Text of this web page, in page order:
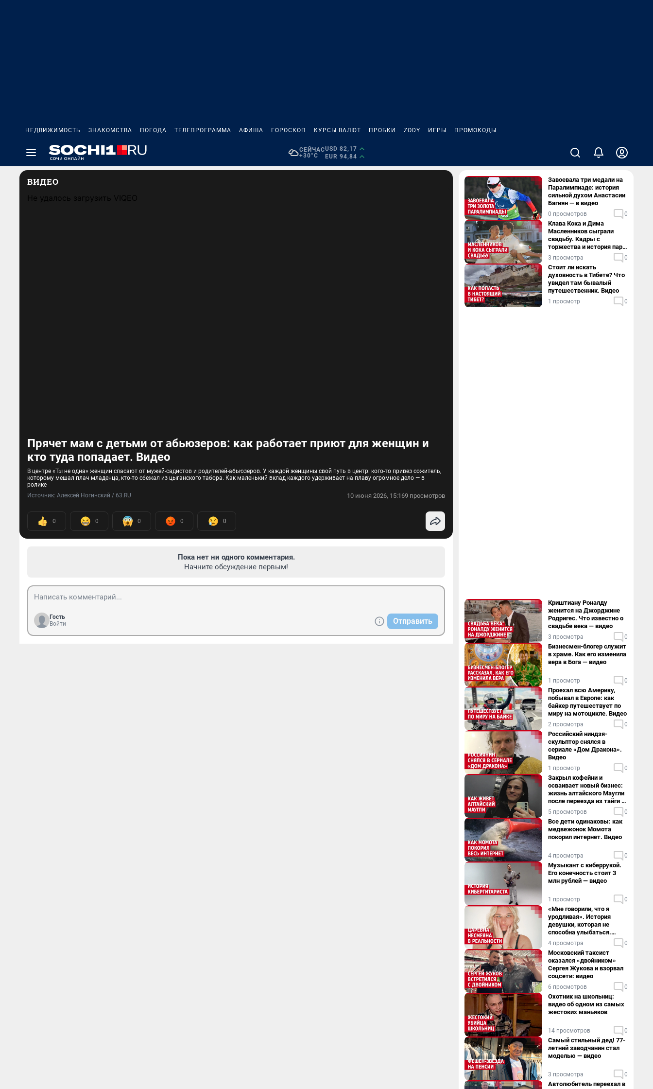
НЕДВИЖИМОСТЬ ЗНАКОМСТВА ПОГОДА ТЕЛЕПРОГРАММА АФИША ГОРОСКОП КУРСЫ ВАЛЮТ ПРОБКИ ZODY ИГРЫ ПРОМОКОДЫ
СЕЙЧАС
+30°C
USD 82,17
EUR 94,84
ВИДЕО
Не удалось загрузить VIQEO
Прячет мам с детьми от абьюзеров: как работает приют для женщин и
кто туда попадает. Видео
В центре «Ты не одна» женщин спасают от мужей-садистов и родителей-абьюзеров. У каждой женщины свой путь в центр: кого-то привез сожитель,
которому мешал плач младенца, кто-то сбежал из цыганского табора. Как маленький вклад каждого удерживает на плаву огромное дело — в
ролике
Источник: Алексей Ногинский / 63.RU 10 июня 2026, 15:169 просмотров
0 0 0 0 0
Пока нет ни одного комментария.
Начните обсуждение первым!
Гость
Войти
Отправить
Завоевала три медали на
Паралимпиаде: история
сильной духом Анастасии
Багиян — в видео
0 просмотров 0
Клава Кока и Дима
Масленников сыграли
свадьбу. Кадры с
торжества и история пары
— в видео
3 просмотра 0
Стоит ли искать
духовность в Тибете? Что
увидел там бывалый
путешественник. Видео
1 просмотр 0
Криштиану Роналду
женится на Джорджине
Родригес. Что известно о
свадьбе века — видео
3 просмотра 0
Бизнесмен-блогер служит
в храме. Как его изменила
вера в Бога — видео
1 просмотр 0
Проехал всю Америку,
побывал в Европе: как
байкер путешествует по
миру на мотоцикле. Видео
2 просмотра 0
Российский ниндзя-
скульптор снялся в
сериале «Дом Дракона».
Видео
1 просмотр 0
Закрыл кофейни и
осваивает новый бизнес:
жизнь алтайского Маугли
после переезда из тайги в
столицу
5 просмотров 0
Все дети одинаковы: как
медвежонок Момота
покорил интернет. Видео
4 просмотра 0
Музыкант с киберрукой.
Его конечность стоит 3
млн рублей — видео
1 просмотр 0
«Мне говорили, что я
уродливая». История
девушки, которая не
способна улыбаться.
Видео
4 просмотра 0
Московский таксист
оказался «двойником»
Сергея Жукова и взорвал
соцсети: видео
6 просмотров 0
Охотник на школьниц:
видео об одном из самых
жестоких маньяков
14 просмотров 0
Самый стильный дед! 77-
летний заводчанин стал
моделью — видео
3 просмотра 0
Автолюбитель переехал в